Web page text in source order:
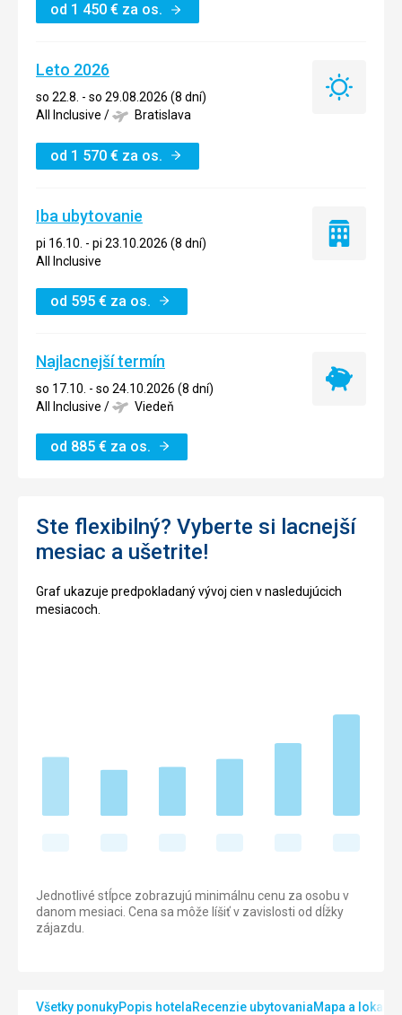
od 1 450 € za os.
Leto 2026
so 22.8. - so 29.08.2026 (8 dní)
All Inclusive / Bratislava
od 1 570 € za os.
Leto
Iba ubytovanie
pi 16.10. - pi 23.10.2026 (8 dní)
All Inclusive
od 595 € za os.
Iba
Najlacnejší termín
so 17.10. - so 24.10.2026 (8 dní)
All Inclusive / Viedeň
od 885 € za os.
Najlacnejší
Ste flexibilný? Vyberte si lacnejší
mesiac a ušetrite!
Graf ukazuje predpokladaný vývoj cien v nasledujúcich
mesiacoch.
Jednotlivé stĺpce zobrazujú minimálnu cenu za osobu v
danom mesiaci. Cena sa môže líšiť v zavislosti od dĺžky
zájazdu.
Všetky ponukyPopis hotelaRecenzie ubytovaniaMapa a lokalita